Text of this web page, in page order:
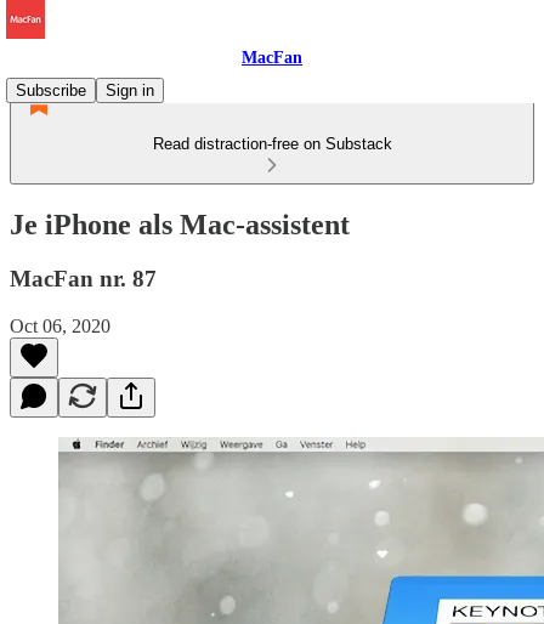
MacFan
Subscribe
Sign in
Read distraction-free on Substack
Je iPhone als Mac-assistent
MacFan nr. 87
Oct 06, 2020